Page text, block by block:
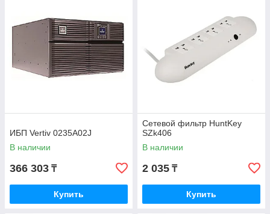
ИБП Vertiv 0235A02J
В наличии
366 303 ₸
Купить
Сетевой фильтр HuntKey
SZk406
В наличии
2 035 ₸
Купить